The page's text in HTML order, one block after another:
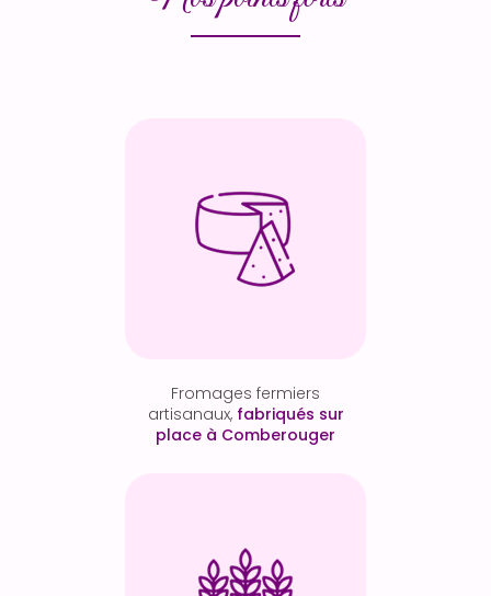
Fromages fermiers
artisanaux, fabriqués sur
place à Comberouger